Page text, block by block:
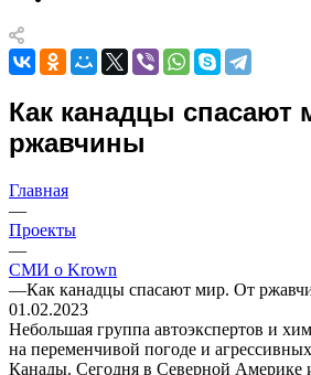
Как канадцы спасают
ржавчины
Главная
—
Проекты
—
СМИ о Krown
—Как канадцы спасают мир. От
01.02.2023
Небольшая группа автоэкспертов и
на переменчивой погоде и
Канады. Сегодня в Северной Америке